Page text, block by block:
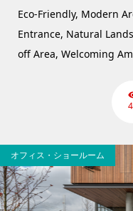
Eco-Friendly, Modern
Entrance, Natural
off Area, Welcoming
オフィス・ショールーム